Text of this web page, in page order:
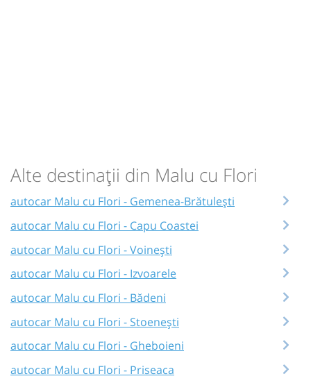
Alte destinații din Malu cu Flori
autocar Malu cu Flori - Gemenea-Brătulești
autocar Malu cu Flori - Capu Coastei
autocar Malu cu Flori - Voinești
autocar Malu cu Flori - Izvoarele
autocar Malu cu Flori - Bădeni
autocar Malu cu Flori - Stoenești
autocar Malu cu Flori - Gheboieni
autocar Malu cu Flori - Priseaca